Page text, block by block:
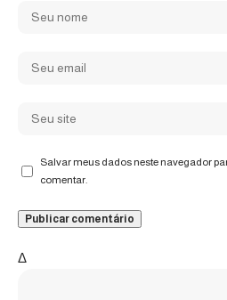
Salvar meus dados neste navegador
comentar.
Δ